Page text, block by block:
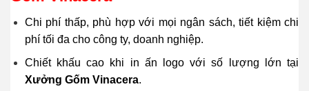
Chi phí thấp, phù hợp với mọi ngân sách, tiết kiệm chi
phí tối đa cho công ty, doanh nghiệp.
Chiết khấu cao khi in ấn logo với số lượng lớn tại
Xưởng Gốm Vinacera.